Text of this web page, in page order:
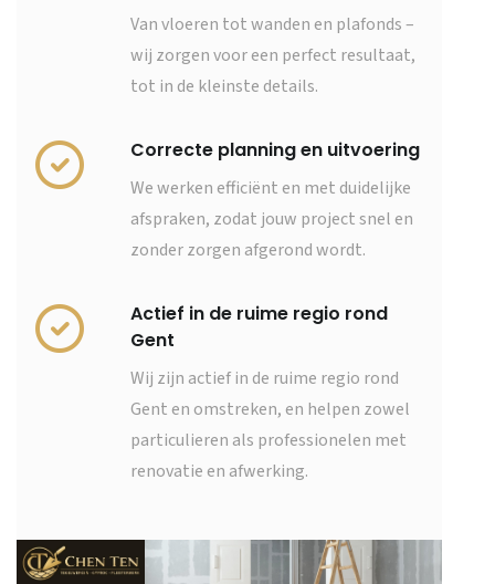
Van vloeren tot wanden en plafonds –
wij zorgen voor een perfect resultaat,
tot in de kleinste details.
Correcte planning en uitvoering
We werken efficiënt en met duidelijke
afspraken, zodat jouw project snel en
zonder zorgen afgerond wordt.
Actief in de ruime regio rond
Gent
Wij zijn actief in de ruime regio rond
Gent en omstreken, en helpen zowel
particulieren als professionelen met
renovatie en afwerking.